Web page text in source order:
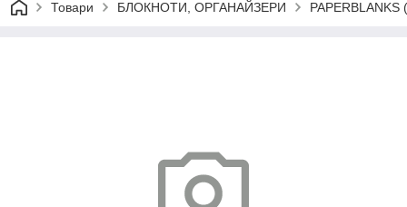
Товари БЛОКНОТИ, ОРГАНАЙЗЕРИ PAPERBLANKS